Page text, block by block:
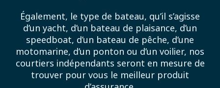
Également, le type de bateau, qu’il s’agisse
d’un yacht, d’un bateau de plaisance, d’un
speedboat, d’un bateau de pêche, d’une
motomarine, d’un ponton ou d’un voilier, nos
courtiers indépendants seront en mesure de
trouver pour vous le meilleur produit